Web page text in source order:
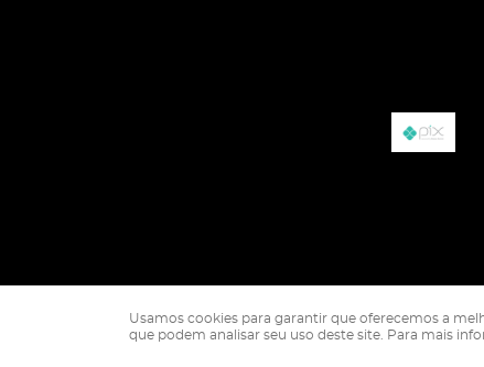
Usamos cookies para garantir que oferecemos a
que podem analisar seu uso deste site. Para mais